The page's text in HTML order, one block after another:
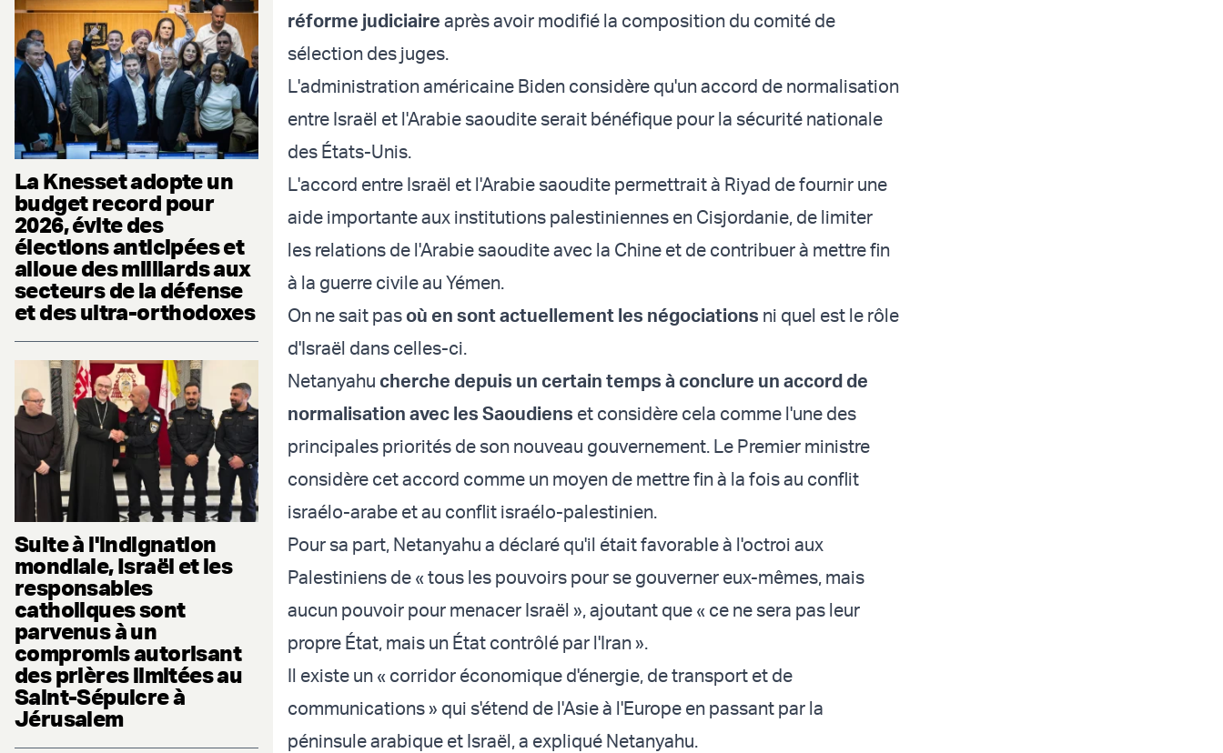
La Knesset adopte un
budget record pour
2026, évite des
élections anticipées et
alloue des milliards aux
secteurs de la défense
et des ultra-orthodoxes
Suite à l'indignation
mondiale, Israël et les
responsables
catholiques sont
parvenus à un
compromis autorisant
des prières limitées au
Saint-Sépulcre à
Jérusalem
réforme judiciaire après avoir modifié la composition du comité de
sélection des juges.
L'administration américaine Biden considère qu'un accord de normalisation
entre Israël et l'Arabie saoudite serait bénéfique pour la sécurité nationale
des États-Unis.
L'accord entre Israël et l'Arabie saoudite permettrait à Riyad de fournir une
aide importante aux institutions palestiniennes en Cisjordanie, de limiter
les relations de l'Arabie saoudite avec la Chine et de contribuer à mettre fin
à la guerre civile au Yémen.
On ne sait pas où en sont actuellement les négociations ni quel est le rôle
d'Israël dans celles-ci.
Netanyahu cherche depuis un certain temps à conclure un accord de
normalisation avec les Saoudiens et considère cela comme l'une des
principales priorités de son nouveau gouvernement. Le Premier ministre
considère cet accord comme un moyen de mettre fin à la fois au conflit
israélo-arabe et au conflit israélo-palestinien.
Pour sa part, Netanyahu a déclaré qu'il était favorable à l'octroi aux
Palestiniens de « tous les pouvoirs pour se gouverner eux-mêmes, mais
aucun pouvoir pour menacer Israël », ajoutant que « ce ne sera pas leur
propre État, mais un État contrôlé par l'Iran ».
Il existe un « corridor économique d'énergie, de transport et de
communications » qui s'étend de l'Asie à l'Europe en passant par la
péninsule arabique et Israël, a expliqué Netanyahu.